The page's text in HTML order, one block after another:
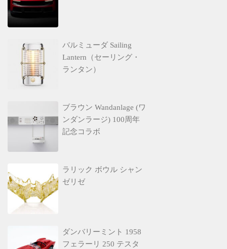
バルミューダ Sailing
Lantern（セーリング・
ランタン）
ブラウン Wandanlage (ワ
ンダンラージ) 100周年
記念コラボ
ラリック ボウル シャン
ゼリゼ
ダンバリーミント 1958
フェラーリ 250 テスタ